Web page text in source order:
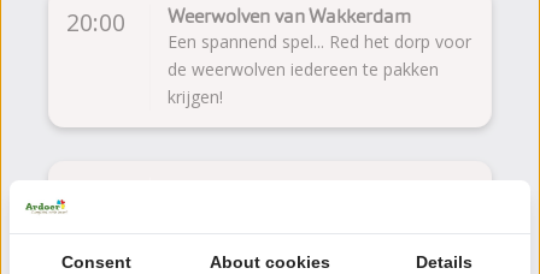
20:00 Weerwolven van Wakkerdam
Een spannend spel... Red het dorp voor
de weerwolven iedereen te pakken
krijgen!
een wedstrijdje spelen!
Consent About cookies Details